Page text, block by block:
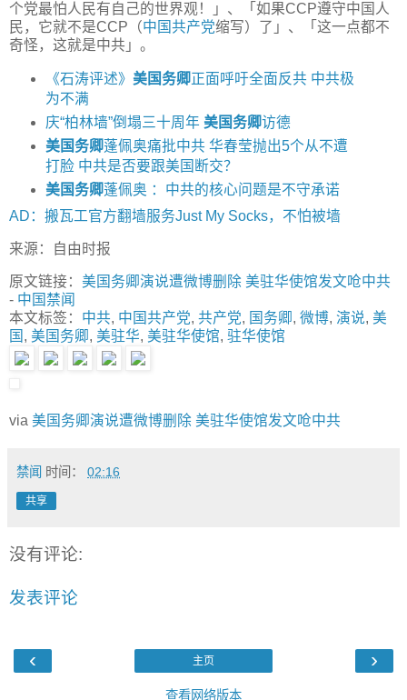
个党最怕人民有自己的世界观！」、「如果CCP遵守中国人
民，它就不是CCP（中国共产党缩写）了」、「这一点都不
奇怪，这就是中共」。
《石涛评述》 美国务卿正面呼吁全面反共 中共极
为不满
庆“柏林墙”倒塌三十周年 美国务卿访德
美国务卿蓬佩奥痛批中共 华春莹抛出5个从不遭
打脸 中共是否要跟美国断交？
美国务卿蓬佩奥 ：中共的核心问题是不守承诺
AD：搬瓦工官方翻墙服务Just My Socks，不怕被墙
来源：自由时报
原文链接： 美国务卿演说遭微博删除 美驻华使馆发文呛中共
- 中国禁闻
本文标签： 中共, 中国共产党, 共产党, 国务卿, 微博, 演说, 美
国 , 美国务卿, 美驻华, 美驻华使馆, 驻华使馆
via 美国务卿演说遭微博删除 美驻华使馆发文呛中共
禁闻 时间： 02:16
共享
没有评论:
发表评论
‹ ›
主页
查看网络版本